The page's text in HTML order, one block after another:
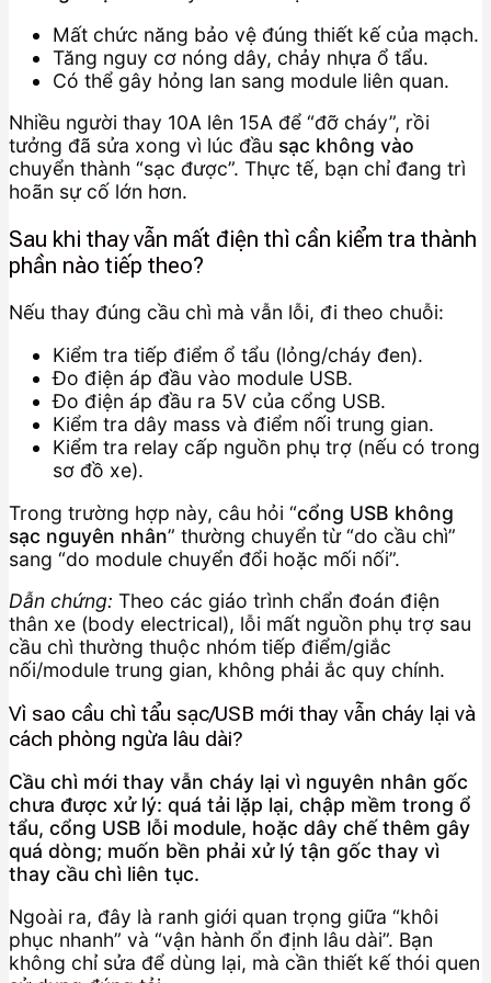
Mất chức năng bảo vệ đúng thiết kế của mạch.
Tăng nguy cơ nóng dây, chảy nhựa ổ tẩu.
Có thể gây hỏng lan sang module liên quan.
Nhiều người thay 10A lên 15A để “đỡ cháy”, rồi
tưởng đã sửa xong vì lúc đầu sạc không vào
chuyển thành “sạc được”. Thực tế, bạn chỉ đang trì
hoãn sự cố lớn hơn.
Sau khi thay vẫn mất điện thì cần kiểm tra thành
phần nào tiếp theo?
Nếu thay đúng cầu chì mà vẫn lỗi, đi theo chuỗi:
Kiểm tra tiếp điểm ổ tẩu (lỏng/cháy đen).
Đo điện áp đầu vào module USB.
Đo điện áp đầu ra 5V của cổng USB.
Kiểm tra dây mass và điểm nối trung gian.
Kiểm tra relay cấp nguồn phụ trợ (nếu có trong
sơ đồ xe).
Trong trường hợp này, câu hỏi “cổng USB không
sạc nguyên nhân” thường chuyển từ “do cầu chì”
sang “do module chuyển đổi hoặc mối nối”.
Dẫn chứng: Theo các giáo trình chẩn đoán điện
thân xe (body electrical), lỗi mất nguồn phụ trợ sau
cầu chì thường thuộc nhóm tiếp điểm/giắc
nối/module trung gian, không phải ắc quy chính.
Vì sao cầu chì tẩu sạc/USB mới thay vẫn cháy lại và
cách phòng ngừa lâu dài?
Cầu chì mới thay vẫn cháy lại vì nguyên nhân gốc
chưa được xử lý: quá tải lặp lại, chập mềm trong ổ
tẩu, cổng USB lỗi module, hoặc dây chế thêm gây
quá dòng; muốn bền phải xử lý tận gốc thay vì
thay cầu chì liên tục.
Ngoài ra, đây là ranh giới quan trọng giữa “khôi
phục nhanh” và “vận hành ổn định lâu dài”. Bạn
không chỉ sửa để dùng lại, mà cần thiết kế thói quen